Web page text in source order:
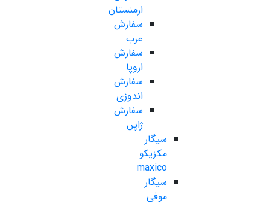
ارمنستان
سفارش
عرب
سفارش
اروپا
سفارش
اندوزی
سفارش
ژاپن
سیگار
مکزیکو
maxico
سیگار
موفی